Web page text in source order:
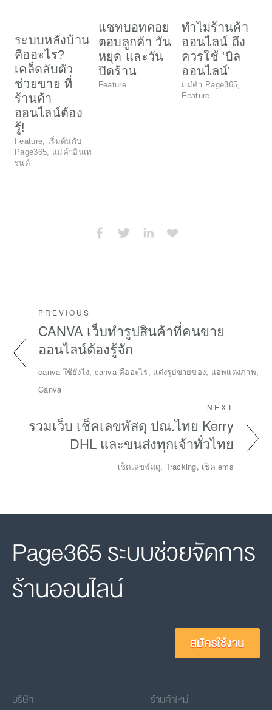
ระบบหลังบ้าน
คืออะไร?
เคล็ดลับตัว
ช่วยขาย ที่
ร้านค้า
ออนไลน์ต้อง
รู้!
Feature
เริ่มต้นกับ
Page365
แม่ค้าอินเท
รนด์
แชทบอทคอย
ตอบลูกค้า วัน
หยุด และวัน
ปิดร้าน
Feature
ทำไมร้านค้า
ออนไลน์ ถึง
ควรใช้ 'บิล
ออนไลน์'
แม่ค้า Page365
Feature
PREVIOUS
CANVA เว็บทำรูปสินค้าที่คนขาย
ออนไลน์ต้องรู้จัก
canva ใช้ยังไง, canva คืออะไร, แต่งรูปขายของ, แอพแต่งภาพ,
Canva
NEXT
รวมเว็บ เช็คเลขพัสดุ ปณ.ไทย Kerry
DHL และขนส่งทุกเจ้าทั่วไทย
เช็คเลขพัสดุ, Tracking, เช็ค ems
Page365 ระบบช่วยจัดการ
ร้านออนไลน์
สมัครใช้งาน
บริษัท ร้านค้าใหม่